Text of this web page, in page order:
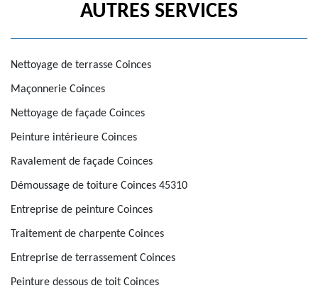
AUTRES SERVICES
Nettoyage de terrasse Coinces
Maçonnerie Coinces
Nettoyage de façade Coinces
Peinture intérieure Coinces
Ravalement de façade Coinces
Démoussage de toiture Coinces 45310
Entreprise de peinture Coinces
Traitement de charpente Coinces
Entreprise de terrassement Coinces
Peinture dessous de toit Coinces